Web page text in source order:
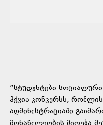
”სტუდენტები სოციალური
ჰქვია კონკურსს,
ადმინისტრაციაში